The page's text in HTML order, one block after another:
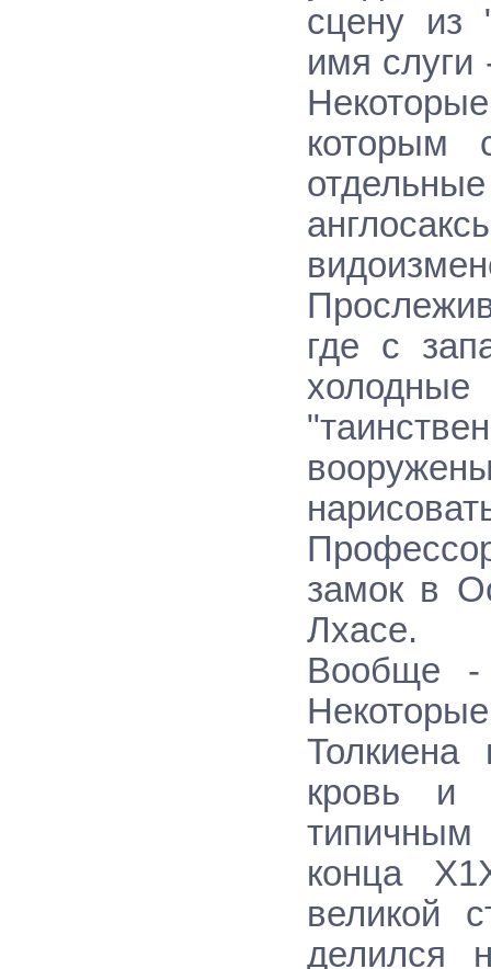
сцену из
имя
которым
где с
замок в
Лхасе.
Вообще -
кровь и
типичным
конца
великой
делился